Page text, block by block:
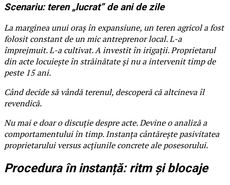
Scenariu: teren „lucrat” de ani de zile
La marginea unui oraș în expansiune, un teren agricol a fost
folosit constant de un mic antreprenor local. L-a
împrejmuit. L-a cultivat. A investit în irigații. Proprietarul
din acte locuiește în străinătate și nu a intervenit timp de
peste 15 ani.
Când decide să vândă terenul, descoperă că altcineva îl
revendică.
Nu mai e doar o discuție despre acte. Devine o analiză a
comportamentului în timp. Instanța cântărește pasivitatea
proprietarului versus acțiunile concrete ale posesorului.
Procedura în instanță: ritm și blocaje